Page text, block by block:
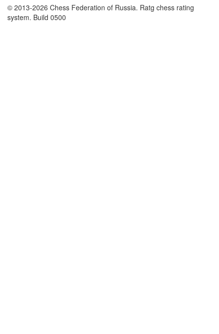
© 2013-2026 Chess Federation of Russia. Ratg chess rating
system. Build 0500